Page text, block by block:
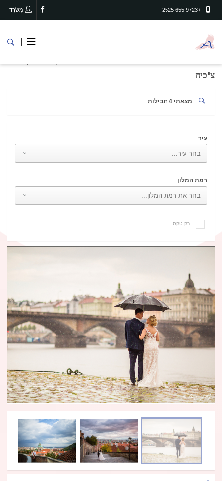
+9723 655 2525 מִשׂרָד
צ'כיה
מצאתי 4 חבילות
עִיר
רמת המלון
רק טקס